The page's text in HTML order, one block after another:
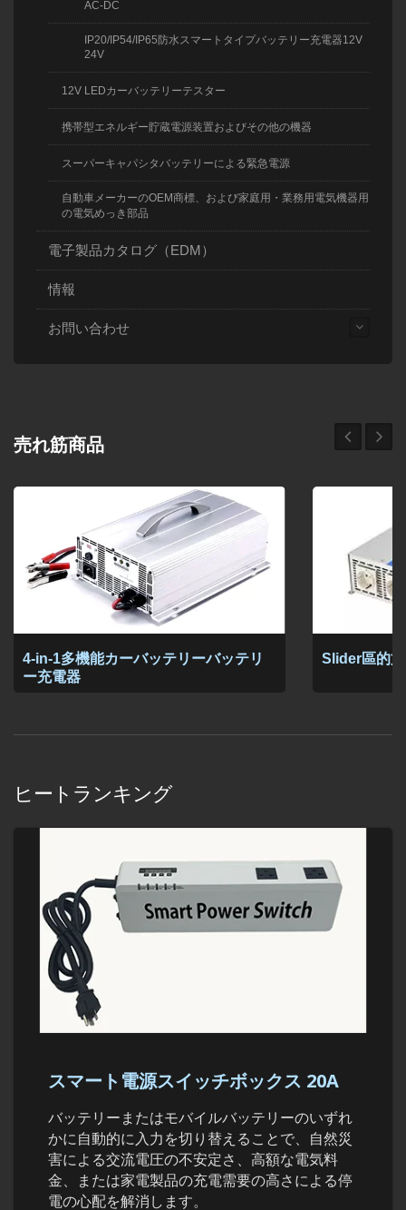
AC-DC
IP20/IP54/IP65防水スマートタイプバッテリー充電器12V
24V
12V LEDカーバッテリーテスター
携帯型エネルギー貯蔵電源装置およびその他の機器
スーパーキャパシタバッテリーによる緊急電源
自動車メーカーのOEM商標、および家庭用・業務用電気機器用
の電気めっき部品
電子製品カタログ（EDM）
情報
お問い合わせ
売れ筋商品
4-in-1多機能カーバッテリーバッテリ
ー充電器
Slider區的
ヒートランキング
スマート電源スイッチボックス 20A
バッテリーまたはモバイルバッテリーのいずれ
かに自動的に入力を切り替えることで、自然災
害による交流電圧の不安定さ、高額な電気料
金、または家電製品の充電需要の高さによる停
電の心配を解消します。